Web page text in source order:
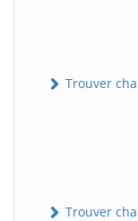
Trouver
Trouver